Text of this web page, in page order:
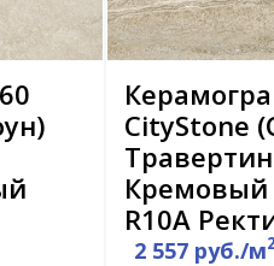
CityStone
R10A
2 557 руб./м